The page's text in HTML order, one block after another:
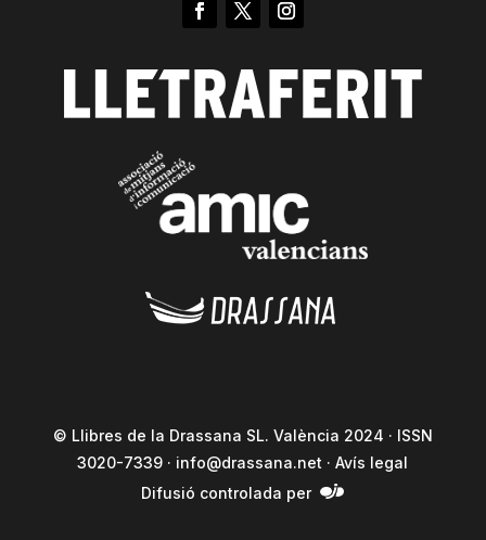
© Llibres de la Drassana SL. València 2024 · ISSN
3020-7339 · info@drassana.net ·Avís legal
Difusió controlada per